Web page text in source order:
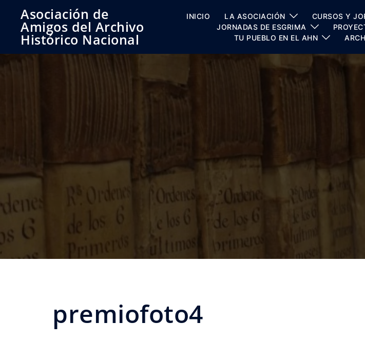
contenido
Asociación de
Amigos del Archivo
Histórico Nacional
INICIO LA ASOCIACIÓN CURSOS Y
JORNADAS DE ESGRIMA
TU PUEBLO EN EL AHN
premiofoto4